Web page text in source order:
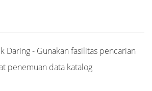
Daring - Gunakan fasilitas pencarian
penemuan data katalog